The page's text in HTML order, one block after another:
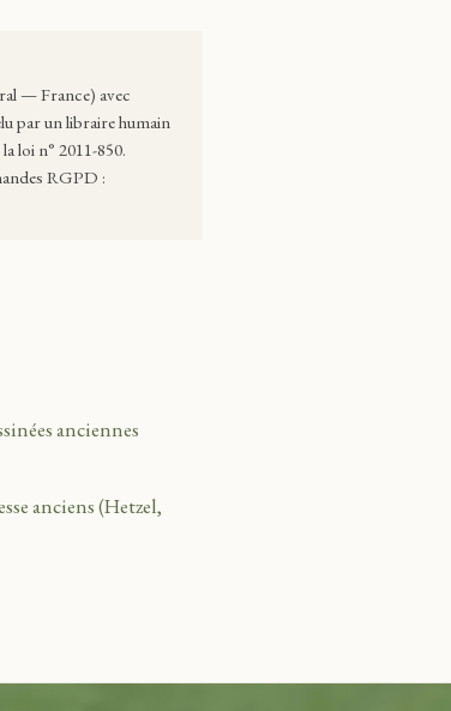
— France) avec
par un libraire humain
loi n° 2011-850.
RGPD :
anciennes
anciens (Hetzel,